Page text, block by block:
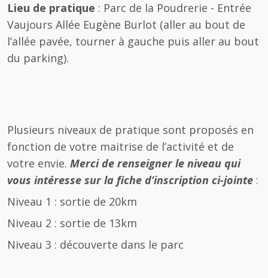
Lieu de pratique : Parc de la Poudrerie - Entrée
Vaujours Allée Eugène Burlot (aller au bout de
l’allée pavée, tourner à gauche puis aller au bout
du parking).
Plusieurs niveaux de pratique sont proposés en
fonction de votre maitrise de l’activité et de
votre envie. Merci de renseigner le niveau qui
vous intéresse sur la fiche d’inscription ci-jointe :
Niveau 1 : sortie de 20km
Niveau 2 : sortie de 13km
Niveau 3 : découverte dans le parc